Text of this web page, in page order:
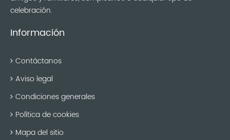
celebración.
Información
Contáctanos
Aviso legal
Condiciones generales
Política de cookies
Mapa del sitio